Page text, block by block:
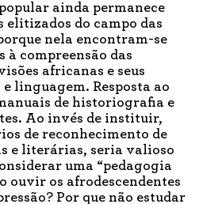
ainda permanece
elitizados do campo das
nela encontram-se
compreensão das
africanas e seus
linguagem. Resposta ao
de historiografia e
Ao invés de instituir,
de reconhecimento de
e literárias, seria valioso
uma “pedagogia
ouvir os afrodescendentes
Por que não estudar